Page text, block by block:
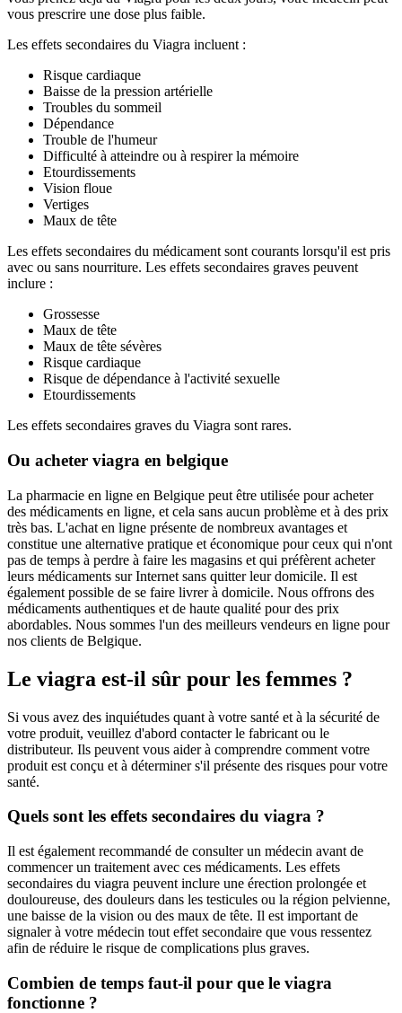
vous prescrire une dose plus faible.
Les effets secondaires du Viagra incluent :
Risque cardiaque
Baisse de la pression artérielle
Troubles du sommeil
Dépendance
Trouble de l'humeur
Difficulté à atteindre ou à respirer la mémoire
Etourdissements
Vision floue
Vertiges
Maux de tête
Les effets secondaires du médicament sont courants lorsqu'il est pris
avec ou sans nourriture. Les effets secondaires graves peuvent
inclure :
Grossesse
Maux de tête
Maux de tête sévères
Risque cardiaque
Risque de dépendance à l'activité sexuelle
Etourdissements
Les effets secondaires graves du Viagra sont rares.
Ou acheter viagra en belgique
La pharmacie en ligne en Belgique peut être utilisée pour acheter
des médicaments en ligne, et cela sans aucun problème et à des prix
très bas. L'achat en ligne présente de nombreux avantages et
constitue une alternative pratique et économique pour ceux qui n'ont
pas de temps à perdre à faire les magasins et qui préfèrent acheter
leurs médicaments sur Internet sans quitter leur domicile. Il est
également possible de se faire livrer à domicile. Nous offrons des
médicaments authentiques et de haute qualité pour des prix
abordables. Nous sommes l'un des meilleurs vendeurs en ligne pour
nos clients de Belgique.
Le viagra est-il sûr pour les femmes ?
Si vous avez des inquiétudes quant à votre santé et à la sécurité de
votre produit, veuillez d'abord contacter le fabricant ou le
distributeur. Ils peuvent vous aider à comprendre comment votre
produit est conçu et à déterminer s'il présente des risques pour votre
santé.
Quels sont les effets secondaires du viagra ?
Il est également recommandé de consulter un médecin avant de
commencer un traitement avec ces médicaments. Les effets
secondaires du viagra peuvent inclure une érection prolongée et
douloureuse, des douleurs dans les testicules ou la région pelvienne,
une baisse de la vision ou des maux de tête. Il est important de
signaler à votre médecin tout effet secondaire que vous ressentez
afin de réduire le risque de complications plus graves.
Combien de temps faut-il pour que le viagra
fonctionne ?